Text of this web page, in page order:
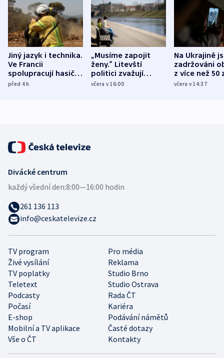
Jiný jazyk i technika.
Ve Francii
spolupracují hasiči z
různých zemí
před 4h
„Musíme zapojit
ženy.“ Litevští
politici zvažují
dohodu o
včera v 16:00
Na Ukrajině
zadržováni
z více než 50
Bojovali na
včera v 14:37
TV program
Pro média
Živé vysílání
Reklama
TV poplatky
Studio Brno
Teletext
Studio Ostrava
Podcasty
Rada ČT
Počasí
Kariéra
E-shop
Podávání námětů
Mobilní a TV aplikace
Časté dotazy
Vše o ČT
Kontakty
Divácké centrum
každý všední den:8:00—16:00 hodin
261 136 113
info@ceskatelevize.cz